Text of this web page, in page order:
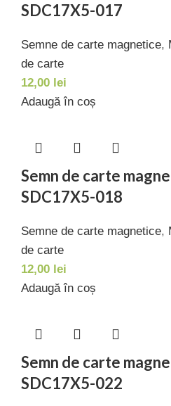
SDC17X5-017
Semne de carte magnetice,
de carte
12,00 lei
Adaugă în coș
Semn de carte
SDC17X5-018
Semne de carte magnetice,
de carte
12,00 lei
Adaugă în coș
Semn de carte
SDC17X5-022